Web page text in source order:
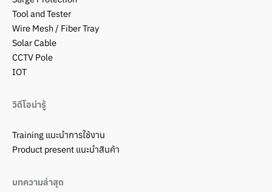
Tool and Tester
Wire Mesh / Fiber Tray
Solar Cable
CCTV Pole
IOT
วิดีโอน่ารู้
Training แนะนำการใช้งาน
Product present แนะนำสินค้า
บทความล่าสุด